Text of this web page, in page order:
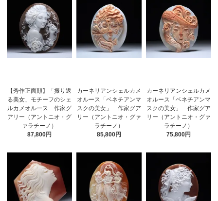
【秀作正面顔】「振り返
る美女」モチーフのシェ
ルカメオルース 作家グ
アリー（アントニオ・グ
ァラチーノ）
87,800円
カーネリアンシェルカメ
オルース「ベネチアンマ
スクの美女」 作家グア
リー（アントニオ・グァ
ラチーノ）
85,800円
カーネリアンシェルカメ
オルース「ベネチアンマ
スクの美女」 作家グア
リー（アントニオ・グァ
ラチーノ）
75,800円